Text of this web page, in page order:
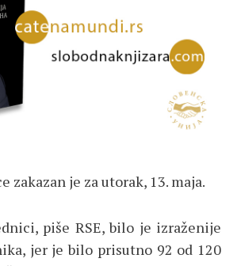
zakazan je za utorak, 13. maja.
piše RSE, bilo je izraženije
jer je bilo prisutno 92 od 120